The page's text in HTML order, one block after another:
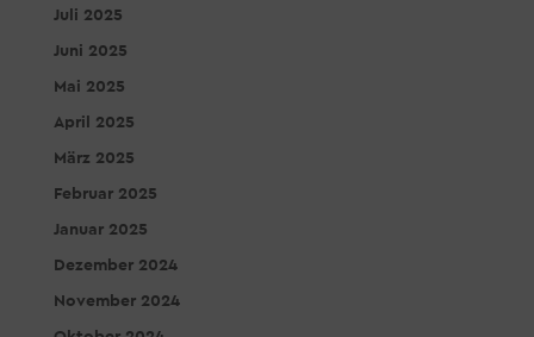
Juli 2025
Juni 2025
Mai 2025
April 2025
März 2025
Februar 2025
Januar 2025
Dezember 2024
November 2024